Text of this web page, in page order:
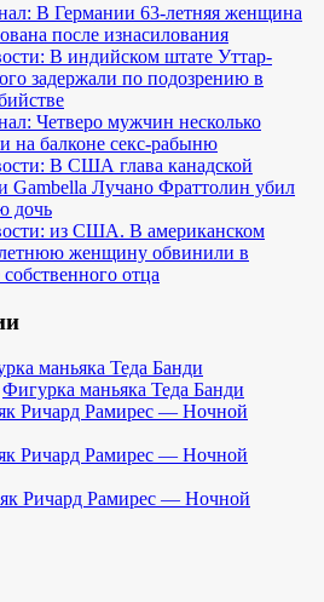
В Германии 63-летняя женщина
после изнасилования
В индийском штате Уттар-
задержали по подозрению в
Четверо мужчин несколько
на балконе секс-рабыню
В США глава канадской
Gambella Лучано Фраттолин убил
дочь
из США. В американском
женщину обвинили в
отца
маньяка Теда Банди
Фигурка маньяка Теда Банди
Ричард Рамирес — Ночной
Ричард Рамирес — Ночной
Ричард Рамирес — Ночной